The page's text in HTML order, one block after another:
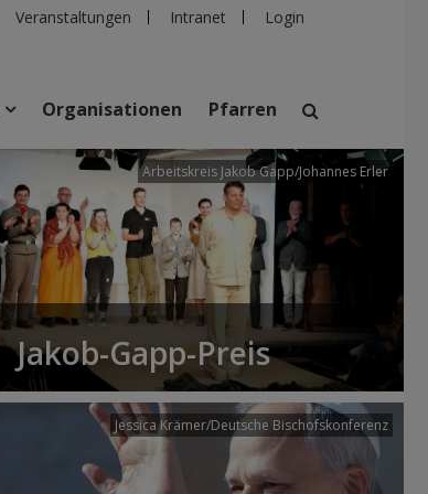
Veranstaltungen Intranet Login
suchen
Personen Pfarren Einrichtungen
Organisationen Pfarren
Arbeitskreis Jakob Gapp/Johannes Erler
Jakob-Gapp-Preis
Jessica Krämer/Deutsche Bischofskonferenz